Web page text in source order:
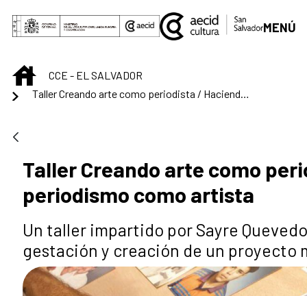
Saltar al contenido principal
MENÚ
INICIOCCE - EL SALVADOR
Taller Creando arte como
periodismo como artista
Un taller impartido por Sayre
gestación y creación de un proyecto